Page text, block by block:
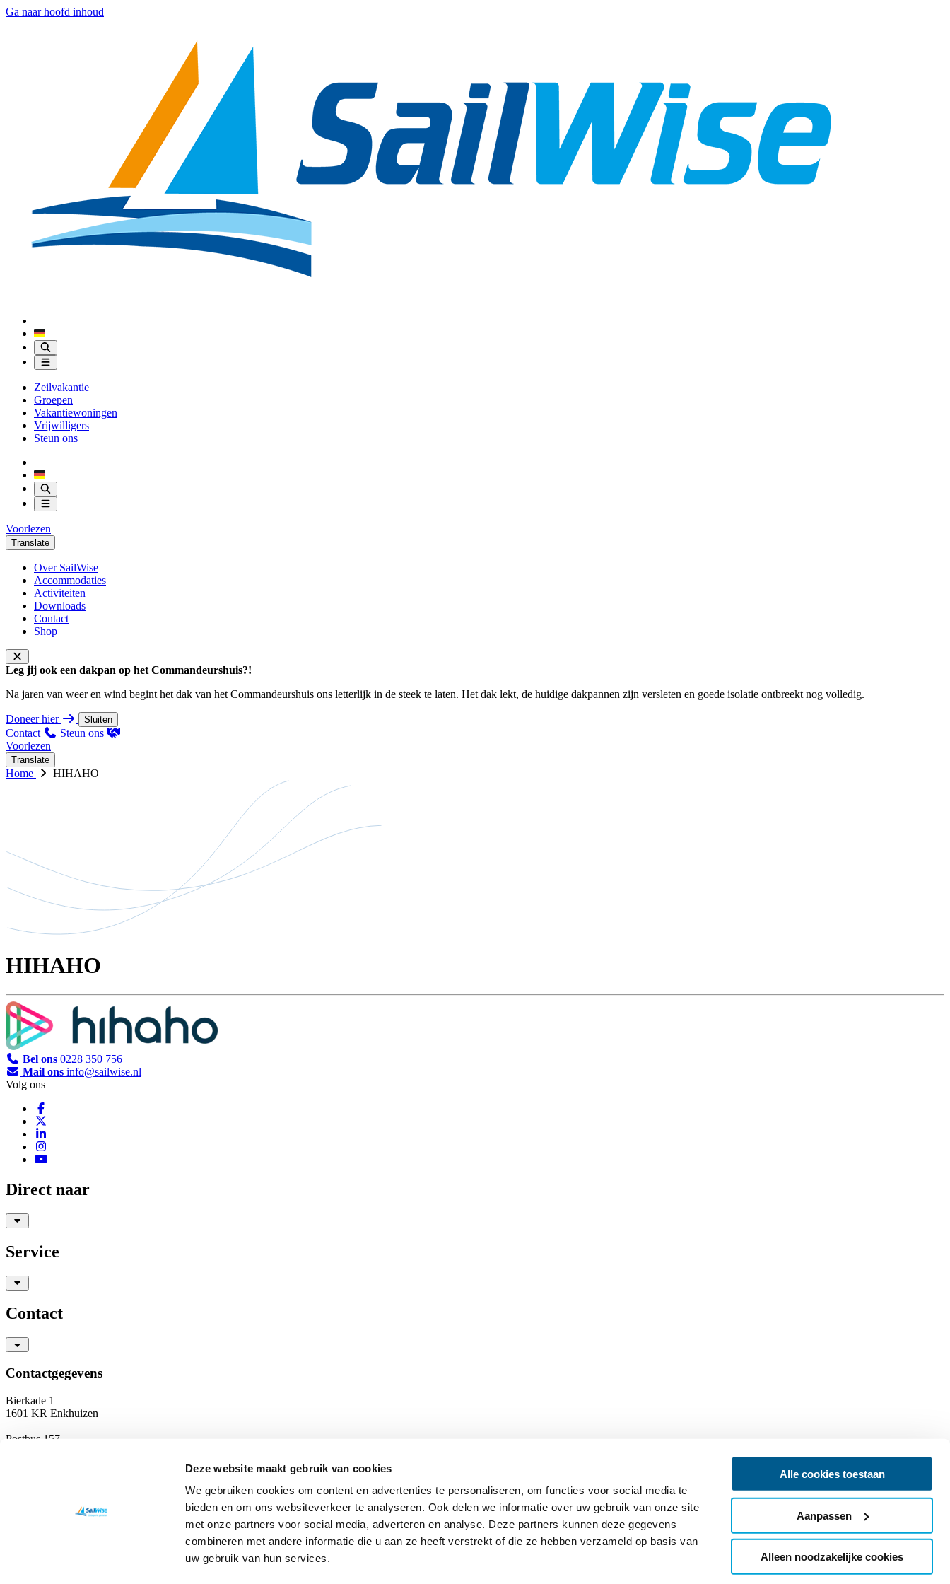
Deze website maakt gebruik van cookies
We gebruiken cookies om content en advertenties te personaliseren, om functies voor social media te
bieden en om ons websiteverkeer te analyseren. Ook delen we informatie over uw gebruik van onze site
met onze partners voor social media, adverteren en analyse. Deze partners kunnen deze gegevens
combineren met andere informatie die u aan ze heeft verstrekt of die ze hebben verzameld op basis van
uw gebruik van hun services.
Alle cookies toestaan
Aanpassen
Alleen noodzakelijke cookies
Ga naar hoofd inhoud
Zeilvakantie
Groepen
Vakantiewoningen
Vrijwilligers
Steun ons
Voorlezen
Translate
Over SailWise
Accommodaties
Activiteiten
Downloads
Contact
Shop
Leg jij ook een dakpan op het Commandeurshuis?!
Na jaren van weer en wind begint het dak van het Commandeurshuis ons letterlijk in de steek te laten. Het dak lekt, de huidige dakpannen zijn versleten en goede isolatie ontbreekt nog volledig.
Doneer hier Sluiten
Contact
Steun ons
Voorlezen
Translate
Home HIHAHO
HIHAHO
Bel ons 0228 350 756
Mail ons info@sailwise.nl
Volg ons
Direct naar
Service
Contact
Contactgegevens
Bierkade 1
1601 KR Enkhuizen
Postbus 157
RSIN: 8042 17 488